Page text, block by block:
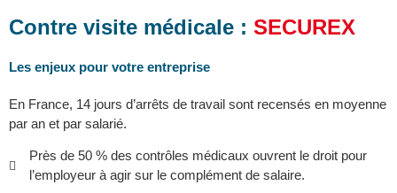
Contre visite médicale : SECUREX
Les enjeux pour votre entreprise
En France, 14 jours d’arrêts de travail sont recensés en moyenne
par an et par salarié.
Près de 50 % des contrôles médicaux ouvrent le droit pour
l’employeur à agir sur le complément de salaire.